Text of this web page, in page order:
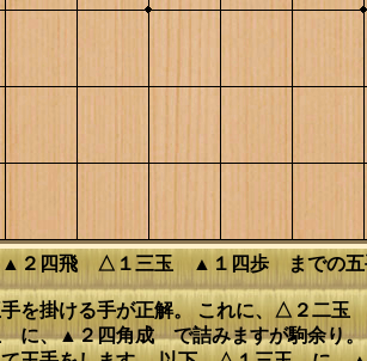
四飛 △１三玉 ▲１四歩 までの五
を掛ける手が正解。 これに、△２二
に、▲２四角成 で詰みますが駒余り